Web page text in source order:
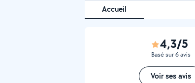
Accueil
4,3/5
Basé sur 6 avis
Voir ses avis